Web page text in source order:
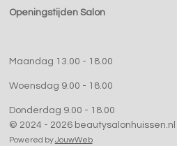
Openingstijden Salon
Maandag 13.00 - 18.00
Woensdag 9.00 - 18.00
Donderdag 9.00 - 18.00
© 2024 - 2026 beautysalonhuissen.nl
Powered byJouwWeb